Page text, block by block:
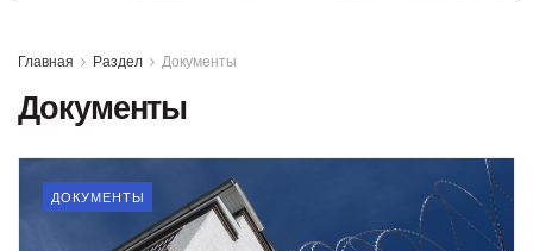
Главная Раздел Документы
Документы
ДОКУМЕНТЫ